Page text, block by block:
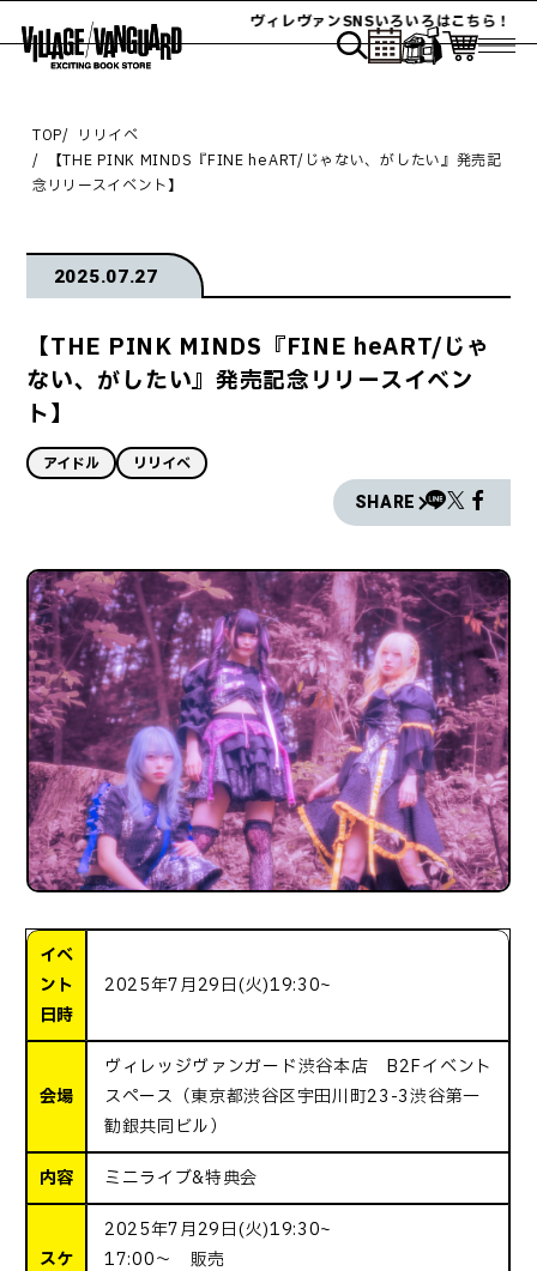
ヴィレヴァンSNSいろいろはこちら！
TOP
リリイベ
【THE PINK MINDS『FINE heART/じゃない、がしたい』発売記
念リリースイベント】
2025.07.27
【THE PINK MINDS『FINE heART/じゃ
ない、がしたい』発売記念リリースイベン
ト】
アイドル リリイベ
SHARE
イベ
ント
日時
2025年7月29日(火)19:30~
会場
ヴィレッジヴァンガード渋谷本店 B2Fイベント
スペース（東京都渋谷区宇田川町23-3渋谷第一
勧銀共同ビル）
内容 ミニライブ&特典会
スケ
2025年7月29日(火)19:30~
17:00～ 販売